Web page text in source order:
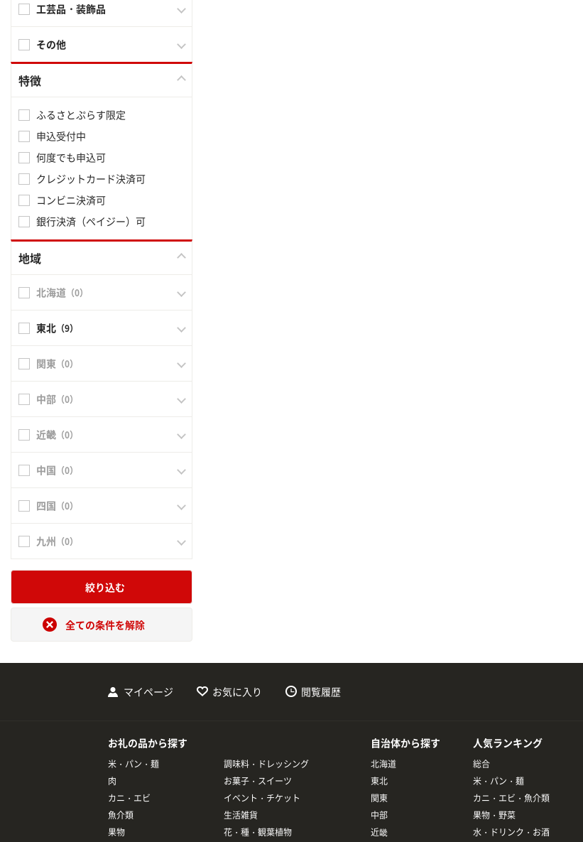
工芸品・装飾品
その他
特徴
ふるさとぷらす限定
申込受付中
何度でも申込可
クレジットカード決済可
コンビニ決済可
銀行決済（ペイジー）可
地域
北海道 （0）
東北 （9）
関東 （0）
中部 （0）
近畿 （0）
中国 （0）
四国 （0）
九州 （0）
絞り込む
全ての条件を解除
マイページ お気に入り 閲覧履歴
お礼の品から探す
米・パン・麺
肉
カニ・エビ
魚介類
果物
調味料・ドレッシング
お菓子・スイーツ
イベント・チケット
生活雑貨
花・種・観葉植物
自治体から探す
北海道
東北
関東
中部
近畿
人気ランキング
総合
米・パン・麺
カニ・エビ・魚介類
果物・野菜
水・ドリンク・お酒